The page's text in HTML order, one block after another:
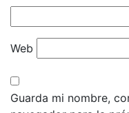
Web
Guarda mi nombre,